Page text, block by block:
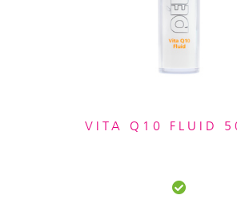
VITA Q10 FLUID